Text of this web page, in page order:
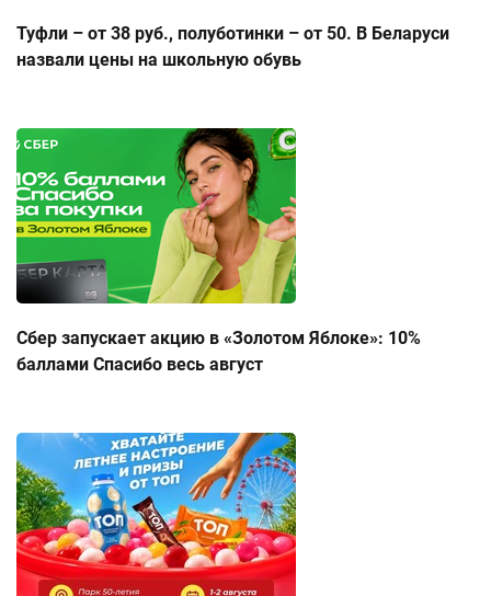
Туфли – от 38 руб., полуботинки – от 50. В Беларуси
назвали цены на школьную обувь
Сбер запускает акцию в «Золотом Яблоке»: 10%
баллами Спасибо весь август